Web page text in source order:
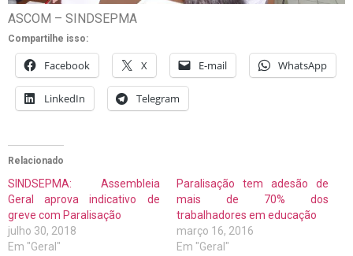
ASCOM – SINDSEPMA
Compartilhe isso:
Facebook X E-mail WhatsApp
LinkedIn Telegram
Relacionado
SINDSEPMA: Assembleia
Geral aprova indicativo de
greve com Paralisação
julho 30, 2018
Em "Geral"
Paralisação tem adesão de
mais de 70% dos
trabalhadores em educação
março 16, 2016
Em "Geral"